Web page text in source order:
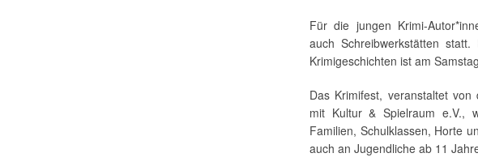
Für die jungen Krimi-
auch Schreibwerkstätten
Krimigeschichten ist am
Das Krimifest, veranstaltet
mit Kultur & Spielraum e.V.,
Familien, Schulklassen, Horte
auch an Jugendliche ab 11